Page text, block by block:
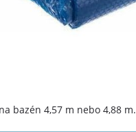
bazén 4,57 m nebo 4,88 m.